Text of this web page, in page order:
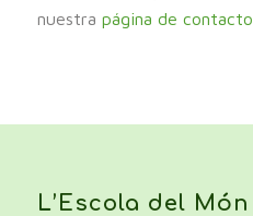
nuestra página de contacto
L’Escola del Món